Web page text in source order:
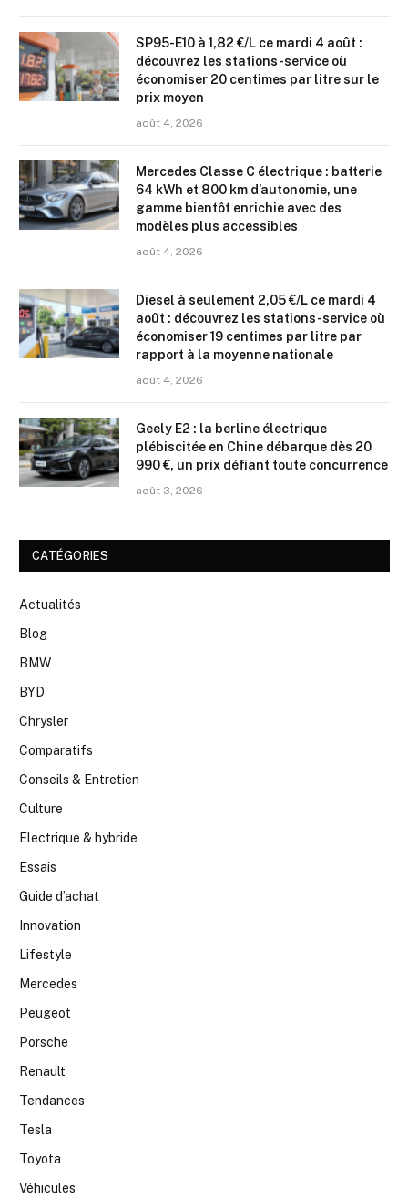
SP95-E10 à 1,82 €/L ce mardi 4 août :
découvrez les stations-service où
économiser 20 centimes par litre sur le
prix moyen
août 4, 2026
Mercedes Classe C électrique : batterie
64 kWh et 800 km d’autonomie, une
gamme bientôt enrichie avec des
modèles plus accessibles
août 4, 2026
Diesel à seulement 2,05 €/L ce mardi 4
août : découvrez les stations-service où
économiser 19 centimes par litre par
rapport à la moyenne nationale
août 4, 2026
Geely E2 : la berline électrique
plébiscitée en Chine débarque dès 20
990 €, un prix défiant toute concurrence
août 3, 2026
CATÉGORIES
Actualités
Blog
BMW
BYD
Chrysler
Comparatifs
Conseils & Entretien
Culture
Electrique & hybride
Essais
Guide d’achat
Innovation
Lifestyle
Mercedes
Peugeot
Porsche
Renault
Tendances
Tesla
Toyota
Véhicules